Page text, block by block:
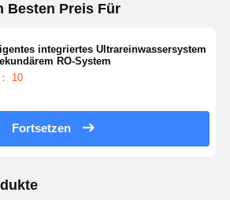
Besten Preis Für
integriertes Ultrareinwassersystem
RO-System
10
Fortsetzen